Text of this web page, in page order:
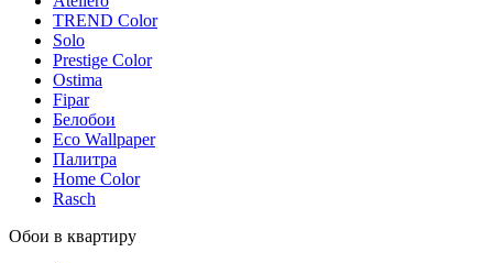
TREND Color
Solo
Prestige Color
Ostima
Fipar
Белобои
Eco Wallpaper
Палитра
Home Color
Rasch
Обои в квартиру